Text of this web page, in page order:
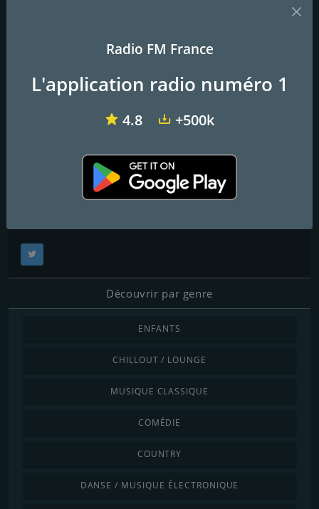
Frequencies FM
Contacts
http://www.chantefrance.com/
Découvrir par genre
ENFANTS
CHILLOUT / LOUNGE
MUSIQUE CLASSIQUE
COMÉDIE
COUNTRY
DANSE / MUSIQUE ÉLECTRONIQUE
Radio FM France
L'application radio numéro 1
4.8 +500k